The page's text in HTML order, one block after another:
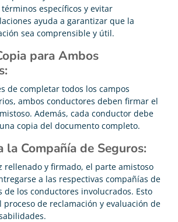
específicos y evitar
ayuda a garantizar que la
sea comprensible y útil.
para Ambos
de completar todos los campos
ambos conductores deben firmar el
Además, cada conductor debe
copia del documento completo.
la Compañía de Seguros:
rellenado y firmado, el parte amistoso
a las respectivas compañías de
de los conductores involucrados. Esto
proceso de reclamación y evaluación de